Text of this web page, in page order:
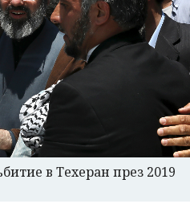
в Техеран през 2019